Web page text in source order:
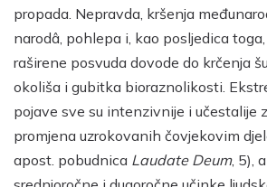
propada. Nepravda, kršenja
narodâ, pohlepa i, kao posljedica
raširene posvuda dovode do krčenja
okoliša i gubitka bioraznolikosti.
pojave sve su intenzivnije i učestalije
promjena uzrokovanih čovjekovim
apost. pobudnica Laudate Deum, 5),